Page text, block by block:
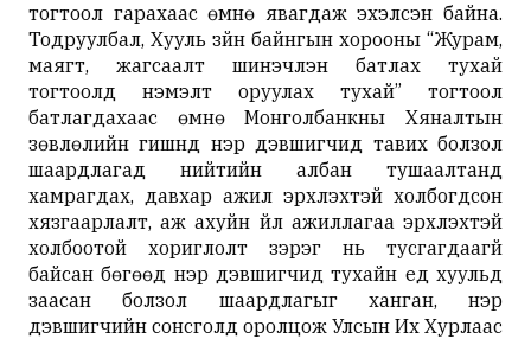
тогтоол гарахаас өмнө явагдаж эхэлсэн байна.
Тодруулбал, Хууль зүйн байнгын хорооны “Журам,
маягт, жагсаалт шинэчлэн батлах тухай
тогтоолд нэмэлт оруулах тухай” тогтоол
батлагдахаас өмнө Монголбанкны Хяналтын
зөвлөлийн гишүүнд нэр дэвшигчид тавих болзол
шаардлагад нийтийн албан тушаалтанд
хамрагдах, давхар ажил эрхлэхтэй холбогдсон
хязгаарлалт, аж ахуйн үйл ажиллагаа эрхлэхтэй
холбоотой хориглолт зэрэг нь тусгагдаагүй
байсан бөгөөд нэр дэвшигчид тухайн үед хуульд
заасан болзол шаардлагыг ханган, нэр
дэвшигчийн сонсголд оролцож Улсын Их Хурлаас